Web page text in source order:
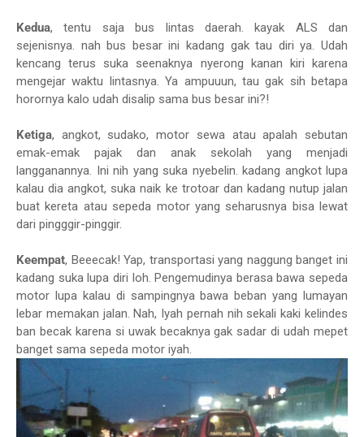
Kedua, tentu saja bus lintas daerah. kayak ALS dan
sejenisnya. nah bus besar ini kadang gak tau diri ya. Udah
kencang terus suka seenaknya nyerong kanan kiri karena
mengejar waktu lintasnya. Ya ampuuun, tau gak sih betapa
horornya kalo udah disalip sama bus besar ini?!
Ketiga, angkot, sudako, motor sewa atau apalah sebutan
emak-emak pajak dan anak sekolah yang menjadi
langganannya. Ini nih yang suka nyebelin. kadang angkot lupa
kalau dia angkot, suka naik ke trotoar dan kadang nutup jalan
buat kereta atau sepeda motor yang seharusnya bisa lewat
dari pingggir-pinggir.
Keempat, Beeecak! Yap, transportasi yang naggung banget ini
kadang suka lupa diri loh. Pengemudinya berasa bawa sepeda
motor lupa kalau di sampingnya bawa beban yang lumayan
lebar memakan jalan. Nah, Iyah pernah nih sekali kaki kelindes
ban becak karena si uwak becaknya gak sadar di udah mepet
banget sama sepeda motor iyah.